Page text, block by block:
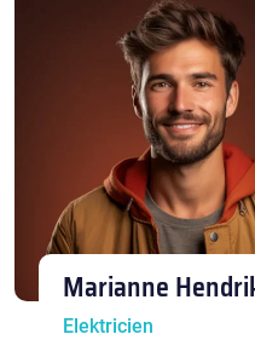
Marianne
Elektricien